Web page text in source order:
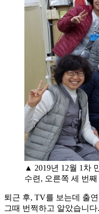
▲ 2019년 12월 1차
수련, 오른쪽 세 번
퇴근 후, TV를 보는데 출
그때 번쩍하고 알았습니다.